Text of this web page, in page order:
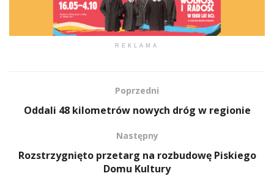
REKLAMA
Poprzedni
Oddali 48 kilometrów nowych dróg w regionie
Następny
Rozstrzygnięto przetarg na rozbudowę Piskiego
Domu Kultury